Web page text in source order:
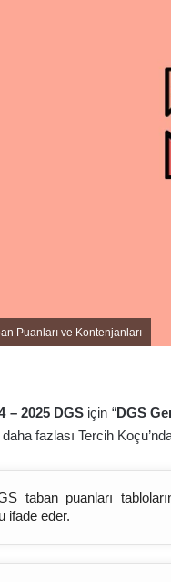
Puanları ve Kontenjanları
– 2025DGS için “DGS
daha fazlası Tercih
taban puanları
ifade eder.